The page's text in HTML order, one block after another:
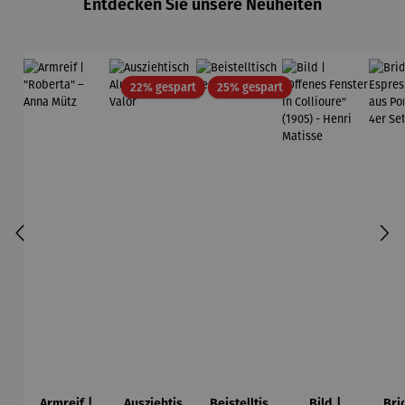
Entdecken Sie unsere Neuheiten
22% gespartRabatt25% gespartRabatt